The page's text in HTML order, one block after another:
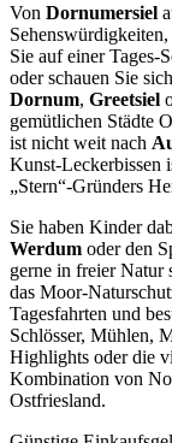
Von Dornumersiel
Sie auf einer Tages-
oder schauen Sie
Dornum, Greetsiel
gemütlichen Städte
ist nicht weit nach
Kunst-Leckerbissen
„Stern“-Gründers
Sie haben Kinder
Werdum oder den
gerne in freier Natur
das Moor-
Tagesfahrten und
Schlösser, Mühlen,
Highlights oder die
Kombination von
Ostfriesland.